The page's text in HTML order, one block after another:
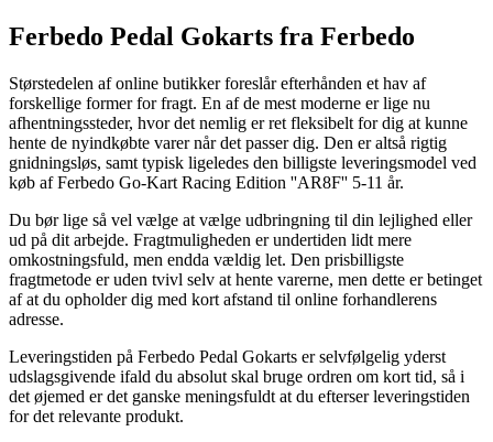
Ferbedo Pedal Gokarts fra Ferbedo
Størstedelen af online butikker foreslår efterhånden et hav af
forskellige former for fragt. En af de mest moderne er lige nu
afhentningssteder, hvor det nemlig er ret fleksibelt for dig at kunne
hente de nyindkøbte varer når det passer dig. Den er altså rigtig
gnidningsløs, samt typisk ligeledes den billigste leveringsmodel ved
køb af Ferbedo Go-Kart Racing Edition ''AR8F'' 5-11 år.
Du bør lige så vel vælge at vælge udbringning til din lejlighed eller
ud på dit arbejde. Fragtmuligheden er undertiden lidt mere
omkostningsfuld, men endda vældig let. Den prisbilligste
fragtmetode er uden tvivl selv at hente varerne, men dette er betinget
af at du opholder dig med kort afstand til online forhandlerens
adresse.
Leveringstiden på Ferbedo Pedal Gokarts er selvfølgelig yderst
udslagsgivende ifald du absolut skal bruge ordren om kort tid, så i
det øjemed er det ganske meningsfuldt at du efterser leveringstiden
for det relevante produkt.